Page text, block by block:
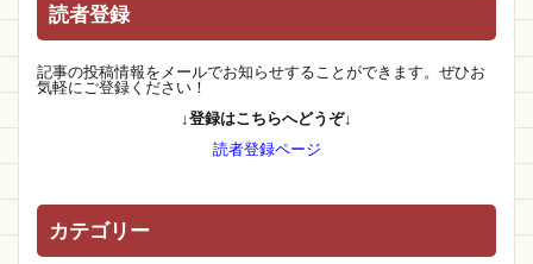
読者登録
記事の投稿情報をメールでお知らせすることができます。ぜひお
気軽にご登録ください！
↓登録はこちらへどうぞ↓
読者登録ページ
カテゴリー